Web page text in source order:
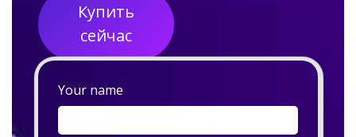
Купить
сейчас
Your name